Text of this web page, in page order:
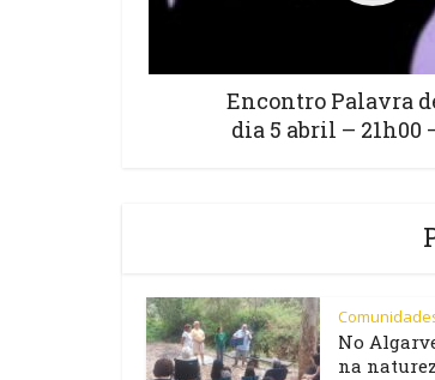
Encontro Palavra
dia 5 abril – 21h00
No
na